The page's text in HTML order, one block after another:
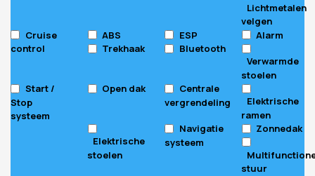
Lichtmetalen
velgen
Cruise
control
ABS ESP
Alarm
Trekhaak
Bluetooth
Verwarmde
stoelen
Start /
Stop
systeem
Open dak
Centrale
vergrendeling
Elektrische
ramen
Elektrische
stoelen
Navigatie
systeem
Zonnedak
stuur